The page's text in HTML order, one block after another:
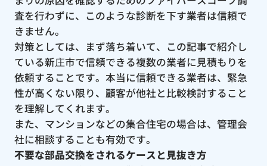
査を行わずに、このような診断を下す業者は信頼で
きません。
対策としては、まず落ち着いて、この記事で紹介し
ている新庄市で信頼できる複数の業者に見積もりを
依頼することです。本当に信頼できる業者は、緊急
性が高くない限り、顧客が他社と比較検討すること
を理解してくれます。
また、マンションなどの集合住宅の場合は、管理会
社に相談することも有効です。
不要な部品交換をされるケースと見抜き方